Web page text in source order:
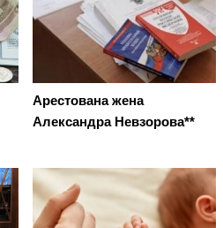
Арестована жена
Александра Невзорова**